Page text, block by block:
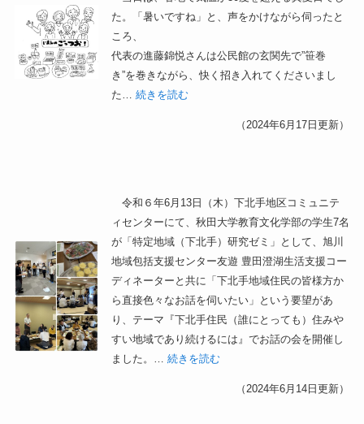
た。「暑いですね」と、声をかけながら伺ったと
ころ、
代表の進藤錦悦さんは公民館の玄関先で”笹巻
き”を巻きながら、快く招き入れてくださいまし
た…続きを読む
（2024年6月17日更新）
令和６年6月13日（木）下北手地区コミュニテ
ィセンターにて、秋田大学教育文化学部の学生7名
が「特定地域（下北手）研究ゼミ」として、旭川
地域包括支援センター友遊 豊田澄湖生活支援コー
ディネーターと共に「下北手地域住民の皆様方か
ら直接色々なお話を伺いたい」という要望があ
り、テーマ『下北手住民（誰にとっても）住みや
すい地域であり続けるには』でお話の会を開催し
ました。…続きを読む
（2024年6月14日更新）